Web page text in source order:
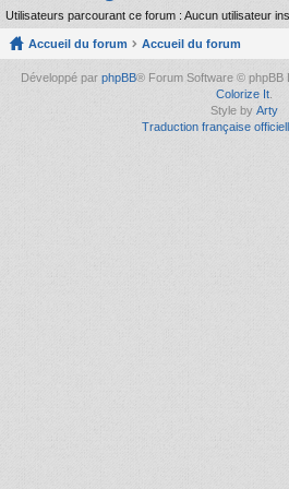
Utilisateurs parcourant ce forum : Aucun utilisateur
Accueil du forum Accueil du forum
Développé par phpBB® Forum Software © phpBB
Colorize It.
Style by Arty
Traduction française